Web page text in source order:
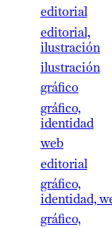
editorial
editorial,
ilustración
ilustración
gráfico
gráfico,
identidad
web
editorial
gráfico,
identidad,
gráfico,